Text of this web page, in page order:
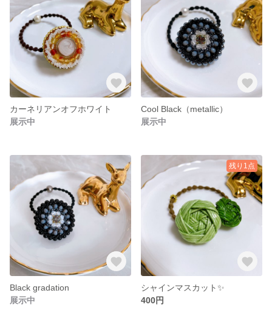
カーネリアンオフホワイト
展示中
Cool Black（metallic）
展示中
Black gradation
展示中
残り1点
シャインマスカット✨
400円